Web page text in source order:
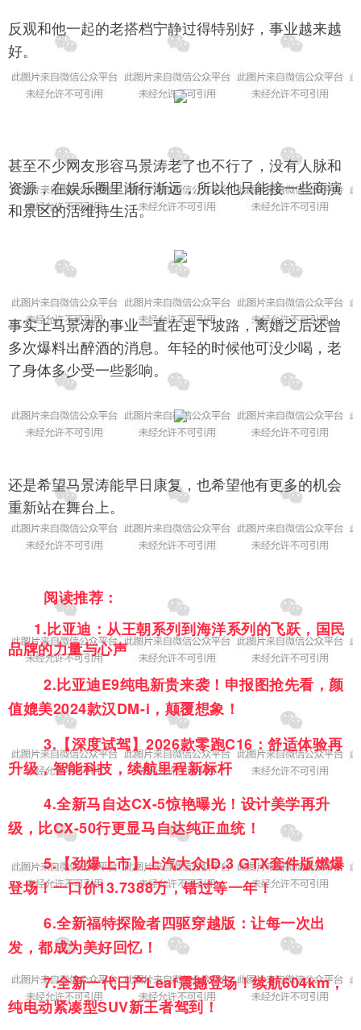
反观和他一起的老搭档宁静过得特别好，事业越来越
好。
甚至不少网友形容马景涛老了也不行了，没有人脉和
资源，在娱乐圈里渐行渐远，所以他只能接一些商演
和景区的活维持生活。
事实上马景涛的事业一直在走下坡路，离婚之后还曾
多次爆料出醉酒的消息。年轻的时候他可没少喝，老
了身体多少受一些影响。
还是希望马景涛能早日康复，也希望他有更多的机会
重新站在舞台上。
阅读推荐：
1.比亚迪：从王朝系列到海洋系列的飞跃，国民
品牌的力量与心声
2.比亚迪E9纯电新贵来袭！申报图抢先看，颜
值媲美2024款汉DM-i，颠覆想象！
3. 【深度试驾】2026款零跑C16：舒适体验再
升级，智能科技，续航里程新标杆
4.全新马自达CX-5惊艳曝光！设计美学再升
级，比CX-50行更显马自达纯正血统！
5.【劲爆上市】上汽大众ID.3 GTX套件版燃爆
登场！一口价13.7388万，错过等一年！
6.全新福特探险者四驱穿越版：让每一次出
发，都成为美好回忆！
7.全新一代日产Leaf震撼登场！续航604km，
纯电动紧凑型SUV新王者驾到！